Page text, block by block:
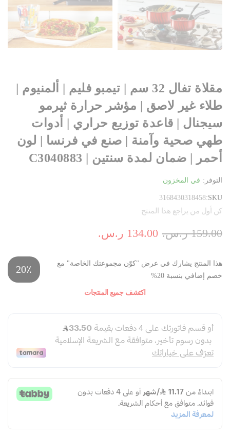
مقلاة تفال 32 سم | تيمبو فليم | ألمنيوم |
طلاء غير لاصق | مؤشر حرارة ثيرمو
سيجنال | قاعدة توزيع حراري | أدوات
طهي صحية وآمنة | صنع في فرنسا | لون
أحمر | ضمان لمدة سنتين | C3040883
التوفر: في المخزون
SKU
3168430318458
كن أول من يراجع هذا المنتج
134.00 ر.س.‏ 159.00 ر.س.‏
هذا المنتج يشارك في عرض "كوّن مجموعتك الخاصة" مع
خصم إضافي بنسبة 20%
20٪
اكتشف جميع المنتجات